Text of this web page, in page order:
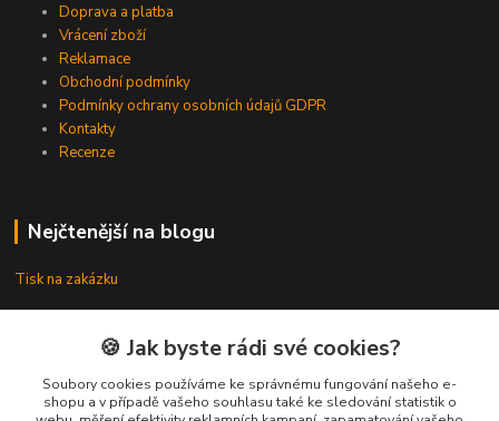
Doprava a platba
Vrácení zboží
Reklamace
Obchodní podmínky
Podmínky ochrany osobních údajů GDPR
Kontakty
Recenze
Nejčtenější na blogu
Tisk na zakázku
Sociální sítě
Instagram
🍪 Jak byste rádi své cookies?
Soubory cookies používáme ke správnému fungování našeho e-
shopu a v případě vašeho souhlasu také ke sledování statistik o